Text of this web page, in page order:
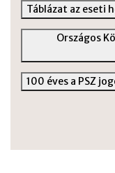
Táblázat az eseti
Országos
100 éves a PSZ